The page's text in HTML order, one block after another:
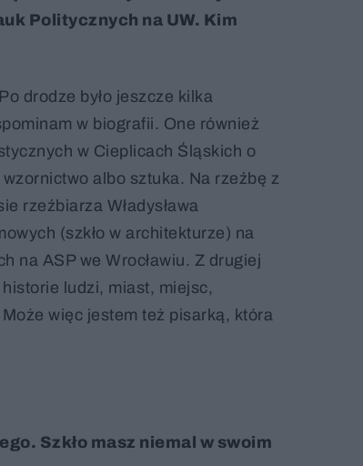
Politycznych na UW. Kim
drodze było jeszcze kilka
w biografii. One również
w Cieplicach Śląskich o
albo sztuka. Na rzeźbę z
rzeźbiarza Władysława
(szkło w architekturze) na
na ASP we Wrocławiu. Z drugiej
ludzi, miast, miejsc,
więc jestem też pisarką, która
Szkło masz niemal w swoim